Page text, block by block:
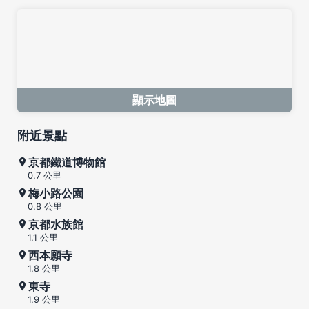
顯示地圖
附近景點
京都鐵道博物館
0.7 公里
梅小路公園
0.8 公里
京都水族館
1.1 公里
西本願寺
1.8 公里
東寺
1.9 公里